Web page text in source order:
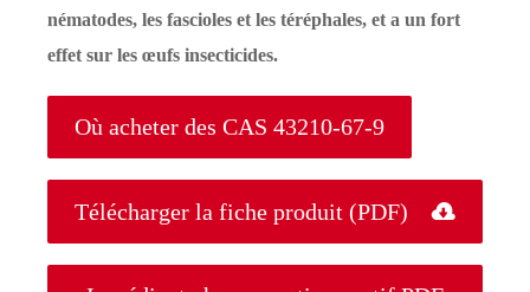
nématodes, les fascioles et les téréphales, et a un fort
effet sur les œufs insecticides.
Où acheter des CAS 43210-67-9
Télécharger la fiche produit (PDF) 